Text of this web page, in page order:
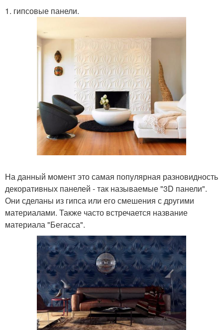
1. гипсовые панели.
На данный момент это самая популярная разновидность
декоративных панелей - так называемые "3D панели".
Они сделаны из гипса или его смешения с другими
материалами. Также часто встречается название
материала "Бегасса".